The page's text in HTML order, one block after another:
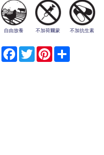
自由放養 不加荷爾蒙 不加抗生素
Facebook
TwitterPinterestShare